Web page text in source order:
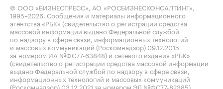
© ООО «БИЗНЕСПРЕСС», АО «РОСБИЗНЕСКОНСАЛТИНГ»,
1995–2026 . Сообщения и материалы информационного
агентства «РБК» (свидетельство о регистрации средства
массовой информации выдано Федеральной службой
по надзору в сфере связи, информационных технологий
и массовых коммуникаций (Роскомнадзор) 09.12.2015
за номером ИА №ФС77-63848) и сетевого издания «РБК»
(свидетельство о регистрации средства массовой информации
выдано Федеральной службой по надзору в сфере связи,
информационных технологий и массовых коммуникаций
(Роскомнадзор) 03.12.2021 за номером ЭЛ №ФС77-82385)